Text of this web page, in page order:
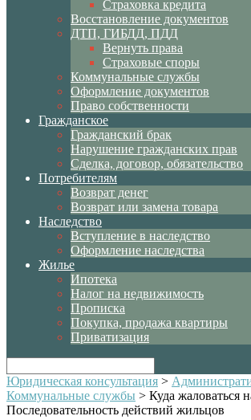
Страховка кредита
Восстановление документов
ДТП, ГИБДД, ПДД
Вернуть права
Страховые споры
Коммунальные службы
Оформление документов
Право собственности
Гражданское
Гражданский брак
Нарушение гражданских прав
Сделка, договор, обязательство
Потребителям
Возврат денег
Возврат или замена товара
Наследство
Вступление в наследство
Оформление наследства
Жилье
Ипотека
Налог на недвижимость
Прописка
Покупка, продажа квартиры
Приватизация
Юридическая консультация >
Коммунальные службы > Куда жаловаться
Последовательность действий жильцов